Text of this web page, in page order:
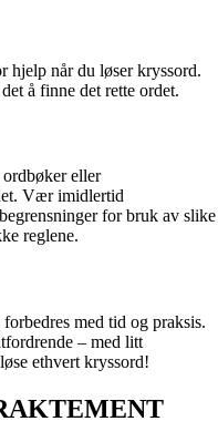
hjelp når du løser kryssord.
å finne det rette ordet.
eller
Vær imidlertid
for bruk av slike
reglene.
med tid og praksis.
– med litt
ethvert kryssord!